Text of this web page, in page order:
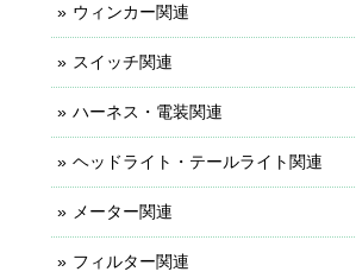
ウィンカー関連
スイッチ関連
ハーネス・電装関連
ヘッドライト・テールライト関連
メーター関連
フィルター関連